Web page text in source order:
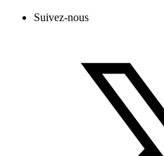
Suivez-nous